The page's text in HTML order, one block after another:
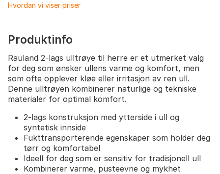
Hvordan vi viser priser
Produktinfo
Rauland 2-lags ulltrøye til herre er et utmerket valg
for deg som ønsker ullens varme og komfort, men
som ofte opplever kløe eller irritasjon av ren ull.
Denne ulltrøyen kombinerer naturlige og tekniske
materialer for optimal komfort.
2-lags konstruksjon med ytterside i ull og
syntetisk innside
Fukttransporterende egenskaper som holder deg
tørr og komfortabel
Ideell for deg som er sensitiv for tradisjonell ull
Kombinerer varme, pusteevne og mykhet